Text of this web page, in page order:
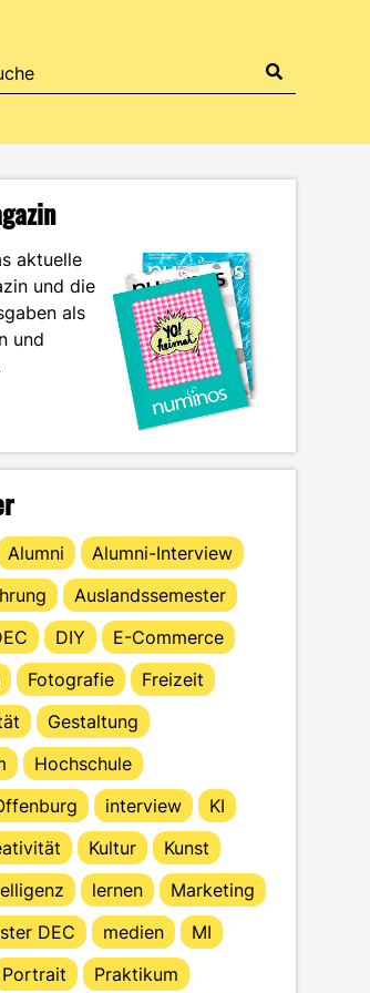
aktuelle
und die
als
und
Alumni
Alumni-Interview
Auslandssemester
DIY
E-Commerce
Fotografie
Freizeit
Gestaltung
Hochschule
interview
KI
Kultur
Kunst
lernen
Marketing
DEC medien
MI
Portrait
Praktikum